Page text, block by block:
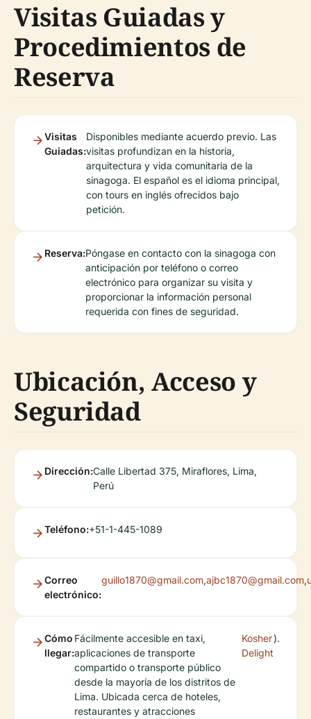
Visitas Guiadas y
Procedimientos de
Reserva
Visitas
Guiadas:
Disponibles mediante acuerdo previo. Las
visitas profundizan en la historia,
arquitectura y vida comunitaria de la
sinagoga. El español es el idioma principal,
con tours en inglés ofrecidos bajo
petición.
Reserva:Póngase en contacto con la sinagoga con
anticipación por teléfono o correo
electrónico para organizar su visita y
proporcionar la información personal
requerida con fines de seguridad.
Ubicación, Acceso y
Seguridad
Dirección:Calle Libertad 375, Miraflores, Lima,
Perú
Teléfono:+51-1-445-1089
Correo
electrónico:
guillo1870@gmail.com,ajbc1870@gmail.com,
Cómo
llegar:
Fácilmente accesible en taxi,
aplicaciones de transporte
compartido o transporte público
desde la mayoría de los distritos de
Lima. Ubicada cerca de hoteles,
restaurantes y atracciones
Kosher
Delight
).